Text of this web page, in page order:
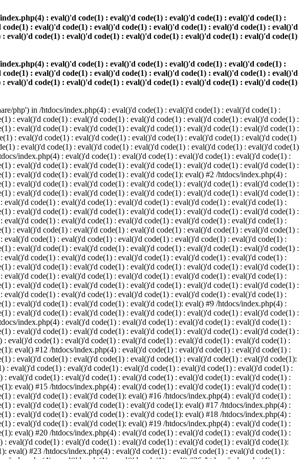
: eval()'d code(1) : eval()'d code(1) : eval()'d code(1) : eval()'d code(1) :
: eval()'d code(1) : eval()'d code(1) : eval()'d code(1) : eval()'d code(1) : eval()'d
code(1) : eval()'d code(1) : eval()'d code(1) : eval()'d code(1) : eval()'d code(1)
: eval()'d code(1) : eval()'d code(1) : eval()'d code(1) : eval()'d code(1) :
: eval()'d code(1) : eval()'d code(1) : eval()'d code(1) : eval()'d code(1) : eval()'d
code(1) : eval()'d code(1) : eval()'d code(1) : eval()'d code(1) : eval()'d code(1)
php') in /htdocs/index.php(4) : eval()'d code(1) : eval()'d code(1) : eval()'d code(1) :
: eval()'d code(1) : eval()'d code(1) : eval()'d code(1) : eval()'d code(1) : eval()'d code(1) :
: eval()'d code(1) : eval()'d code(1) : eval()'d code(1) : eval()'d code(1) : eval()'d code(1) :
: eval()'d code(1) : eval()'d code(1) : eval()'d code(1) : eval()'d code(1) : eval()'d code(1)
: eval()'d code(1) : eval()'d code(1) : eval()'d code(1) : eval()'d code(1) : eval()'d code(1)
index.php(4) : eval()'d code(1) : eval()'d code(1) : eval()'d code(1) : eval()'d code(1) :
: eval()'d code(1) : eval()'d code(1) : eval()'d code(1) : eval()'d code(1) : eval()'d code(1) :
: eval()'d code(1) : eval()'d code(1) : eval()'d code(1): eval() #2 /htdocs/index.php(4) :
: eval()'d code(1) : eval()'d code(1) : eval()'d code(1) : eval()'d code(1) : eval()'d code(1) :
: eval()'d code(1) : eval()'d code(1) : eval()'d code(1) : eval()'d code(1) : eval()'d code(1) :
code(1) : eval()'d code(1) : eval()'d code(1) : eval()'d code(1) : eval()'d code(1) :
: eval()'d code(1) : eval()'d code(1) : eval()'d code(1) : eval()'d code(1) : eval()'d code(1) :
code(1) : eval()'d code(1) : eval()'d code(1) : eval()'d code(1) : eval()'d code(1) :
: eval()'d code(1) : eval()'d code(1) : eval()'d code(1) : eval()'d code(1) : eval()'d code(1) :
code(1) : eval()'d code(1) : eval()'d code(1) : eval()'d code(1) : eval()'d code(1) :
: eval()'d code(1) : eval()'d code(1) : eval()'d code(1) : eval()'d code(1) : eval()'d code(1) :
code(1) : eval()'d code(1) : eval()'d code(1) : eval()'d code(1) : eval()'d code(1) :
: eval()'d code(1) : eval()'d code(1) : eval()'d code(1) : eval()'d code(1) : eval()'d code(1) :
code(1) : eval()'d code(1) : eval()'d code(1) : eval()'d code(1) : eval()'d code(1) :
: eval()'d code(1) : eval()'d code(1) : eval()'d code(1) : eval()'d code(1) : eval()'d code(1) :
code(1) : eval()'d code(1) : eval()'d code(1) : eval()'d code(1) : eval()'d code(1) :
: eval()'d code(1) : eval()'d code(1) : eval()'d code(1): eval() #9 /htdocs/index.php(4) :
: eval()'d code(1) : eval()'d code(1) : eval()'d code(1) : eval()'d code(1) : eval()'d code(1) :
index.php(4) : eval()'d code(1) : eval()'d code(1) : eval()'d code(1) : eval()'d code(1) :
: eval()'d code(1) : eval()'d code(1) : eval()'d code(1) : eval()'d code(1) : eval()'d code(1) :
code(1) : eval()'d code(1) : eval()'d code(1) : eval()'d code(1) : eval()'d code(1) :
eval() #12 /htdocs/index.php(4) : eval()'d code(1) : eval()'d code(1) : eval()'d code(1) :
: eval()'d code(1) : eval()'d code(1) : eval()'d code(1) : eval()'d code(1) : eval()'d code(1):
eval()'d code(1) : eval()'d code(1) : eval()'d code(1) : eval()'d code(1) : eval()'d code(1) :
code(1) : eval()'d code(1) : eval()'d code(1) : eval()'d code(1) : eval()'d code(1) :
eval() #15 /htdocs/index.php(4) : eval()'d code(1) : eval()'d code(1) : eval()'d code(1) :
: eval()'d code(1) : eval()'d code(1): eval() #16 /htdocs/index.php(4) : eval()'d code(1) :
: eval()'d code(1) : eval()'d code(1) : eval()'d code(1): eval() #17 /htdocs/index.php(4) :
: eval()'d code(1) : eval()'d code(1) : eval()'d code(1): eval() #18 /htdocs/index.php(4) :
: eval()'d code(1) : eval()'d code(1): eval() #19 /htdocs/index.php(4) : eval()'d code(1) :
eval() #20 /htdocs/index.php(4) : eval()'d code(1) : eval()'d code(1) : eval()'d code(1) :
eval()'d code(1) : eval()'d code(1) : eval()'d code(1) : eval()'d code(1) : eval()'d code(1):
eval() #23 /htdocs/index.php(4) : eval()'d code(1) : eval()'d code(1) : eval()'d code(1) :